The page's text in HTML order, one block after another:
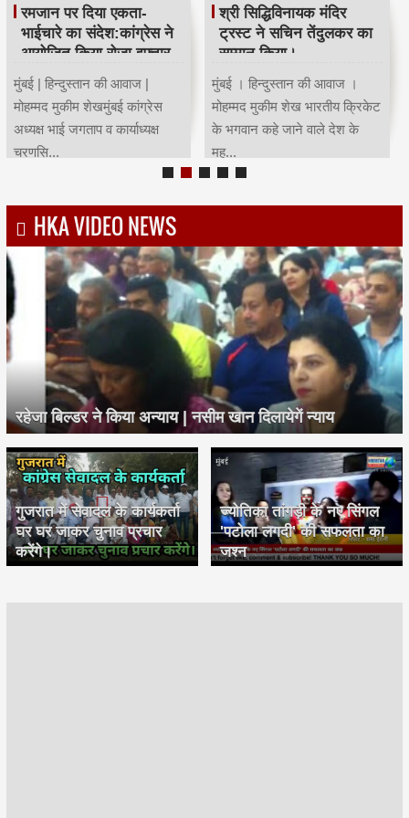
रमजान पर दिया एकता-
भाईचारे का संदेश:कांग्रेस ने
आयोजित किया रोजा इफ्तार
मुंबई | हिन्दुस्तान की आवाज |
मोहम्मद मुकीम शेखमुंबई कांग्रेस
अध्यक्ष भाई जगताप व कार्याध्यक्ष
चरणसि...
श्री सिद्धिविनायक मंदिर
ट्रस्ट ने सचिन तेंदुलकर का
सम्मान किया।
मुंबई । हिन्दुस्तान की आवाज ।
मोहम्मद मुकीम शेख भारतीय क्रिकेट
के भगवान कहे जाने वाले देश के
मह...
HKA VIDEO NEWS
रहेजा बिल्डर ने किया अन्याय | नसीम खान दिलायेगें न्याय
गुजरात में सेवादल के कार्यकर्ता
घर घर जाकर चुनाव प्रचार
करेंगे।
ज्योतिका तांगड़ी के नए सिंगल
'पटोला लगदी' की सफलता का
जश्न